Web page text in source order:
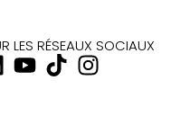
LES RÉSEAUX SOCIAUX